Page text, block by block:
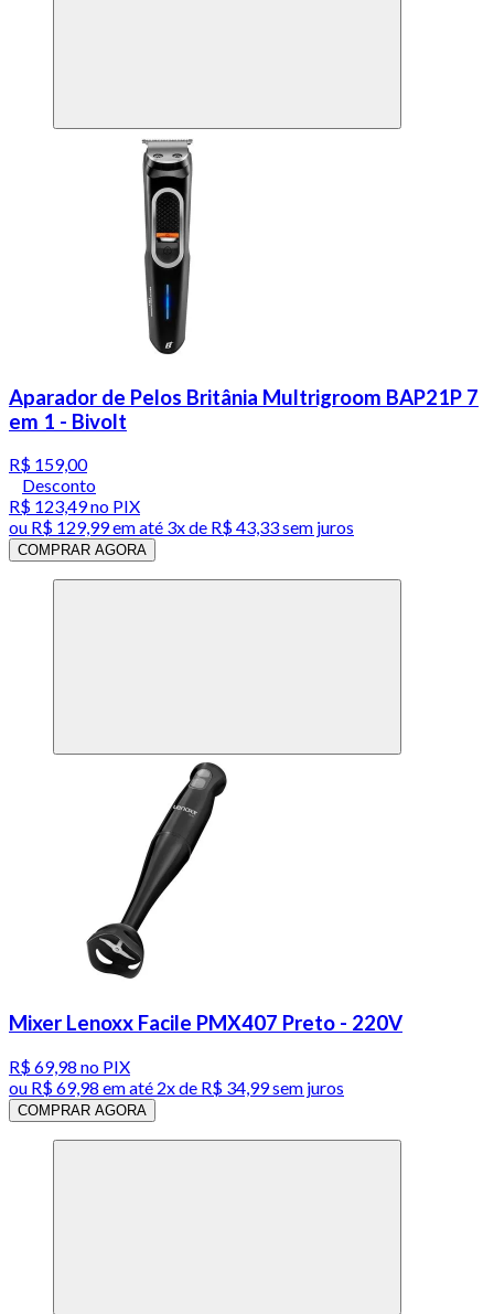
Aparador de Pelos Britânia Multrigroom BAP21P 7
em 1 - Bivolt
R$ 159,00
Desconto
R$ 123,49no PIX
ou R$ 129,99em até 3x de R$ 43,33 sem juros
COMPRAR AGORA
Mixer Lenoxx Facile PMX407 Preto - 220V
R$ 69,98 no PIX
ou R$ 69,98 em até 2x de R$ 34,99 sem juros
COMPRAR AGORA